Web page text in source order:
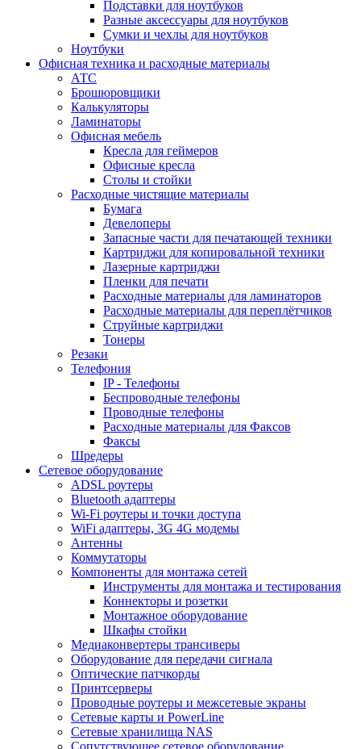
Подставки для ноутбуков
Разные аксессуары для ноутбуков
Сумки и чехлы для ноутбуков
Ноутбуки
Офисная техника и расходные материалы
АТС
Брошюровщики
Калькуляторы
Ламинаторы
Офисная мебель
Кресла для геймеров
Офисные кресла
Столы и стойки
Расходные чистящие материалы
Бумага
Девелоперы
Запасные части для печатающей техники
Картриджи для копировальной техники
Лазерные картриджи
Пленки для печати
Расходные материалы для ламинаторов
Расходные материалы для переплётчиков
Струйные картриджи
Тонеры
Резаки
Телефония
IP - Телефоны
Беспроводные телефоны
Проводные телефоны
Расходные материалы для Факсов
Факсы
Шредеры
Сетевое оборудование
ADSL роутеры
Bluetooth адаптеры
Wi-Fi роутеры и точки доступа
WiFi адаптеры, 3G 4G модемы
Антенны
Коммутаторы
Компоненты для монтажа сетей
Инструменты для монтажа и тестирования
Коннекторы и розетки
Монтажное оборудование
Шкафы стойки
Медиаконвертеры трансиверы
Оборудование для передачи сигнала
Оптические патчкорды
Принтсерверы
Проводные роутеры и межсетевые экраны
Сетевые карты и PowerLine
Сетевые хранилища NAS
Сопутствующее сетевое оборудование